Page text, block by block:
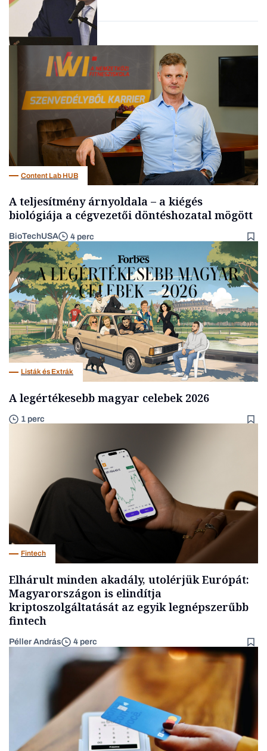
Befektetés
Content Lab HUB
A teljesítmény árnyoldala – a kiégés
biológiája a cégvezetői döntéshozatal mögött
BioTechUSA 4 perc
Listák és Extrák
A legértékesebb magyar celebek 2026
1 perc
Fintech
Elhárult minden akadály, utolérjük Európát:
Magyarországon is elindítja
kriptoszolgáltatását az egyik legnépszerűbb
fintech
Péller András 4 perc